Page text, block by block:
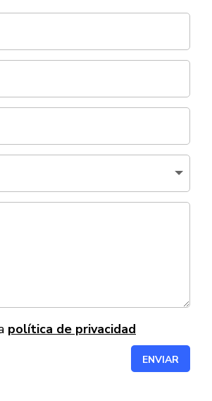
política de privacidad
ENVIAR